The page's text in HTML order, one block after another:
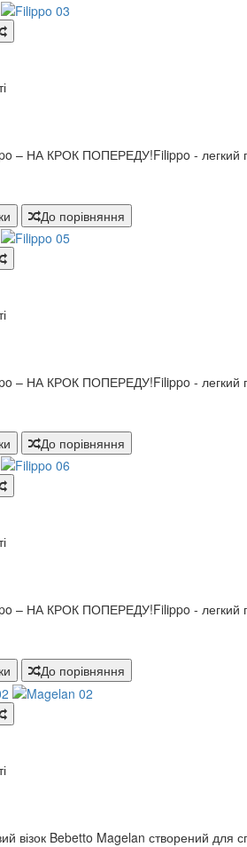
– НА КРОК ПОПЕРЕДУ!Filippo - легкий
До порівняння
– НА КРОК ПОПЕРЕДУ!Filippo - легкий
До порівняння
– НА КРОК ПОПЕРЕДУ!Filippo - легкий
До порівняння
візок Bebetto Magelan створений для